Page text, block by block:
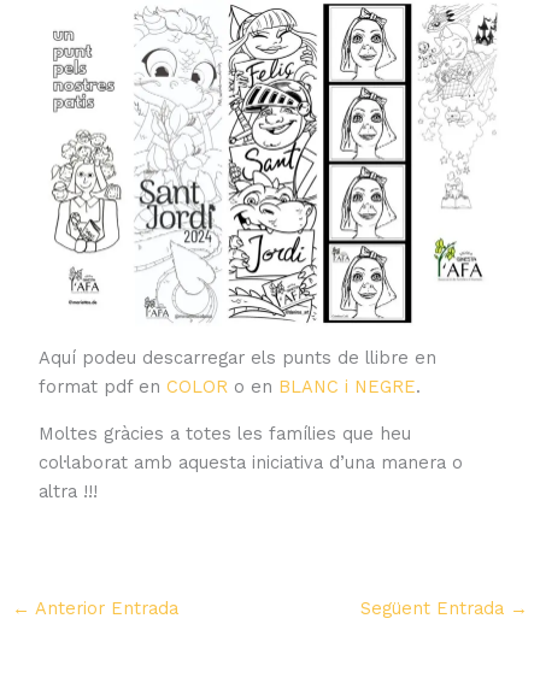
Aquí podeu descarregar els punts de llibre en
format pdf enCOLOR o en BLANC i NEGRE.
Moltes gràcies a totes les famílies que heu
col·laborat amb aquesta iniciativa d’una manera o
altra !!!
← Anterior Entrada Següent Entrada →